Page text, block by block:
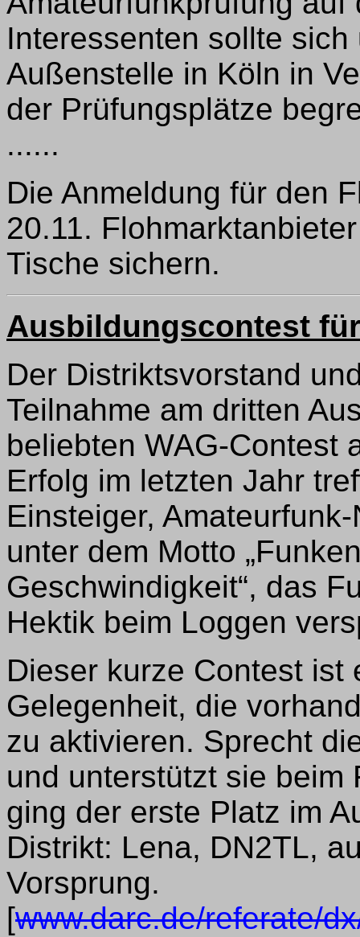
Interessenten sollte
Außenstelle in Köln in
der Prüfungsplätze
......
Die Anmeldung für den
20.11.
Tische sichern.
Ausbildungscontest
Der Distriktsvorstand
Teilnahme am dritten
beliebten WAG-Contest
Erfolg im letzten Jahr
Einsteiger,
unter dem Motto
Geschwindigkeit“, das
Hektik beim Loggen
Dieser kurze Contest ist
Gelegenheit, die
zu aktivieren. Sprecht
und unterstützt sie beim
ging der erste Platz im
Distrikt: Lena, DN2TL,
Vorsprung.
[www.darc.de/referate/